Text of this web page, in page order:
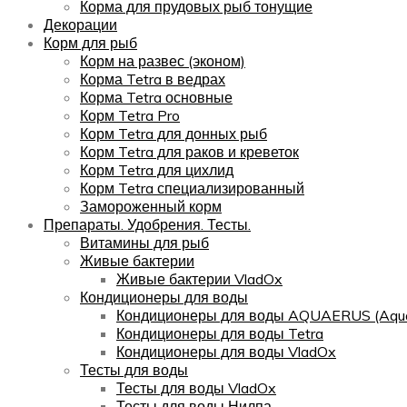
Корма для прудовых рыб тонущие
Декорации
Корм для рыб
Корм на развес (эконом)
Корма Tetra в ведрах
Корма Tetra основные
Корм Tetra Pro
Корм Tetra для донных рыб
Корм Tetra для раков и креветок
Корм Tetra для цихлид
Корм Tetra специализированный
Замороженный корм
Препараты. Удобрения. Тесты.
Витамины для рыб
Живые бактерии
Живые бактерии VladOx
Кондиционеры для воды
Кондиционеры для воды AQUAERUS
Кондиционеры для воды Tetra
Кондиционеры для воды VladOx
Тесты для воды
Тесты для воды VladOx